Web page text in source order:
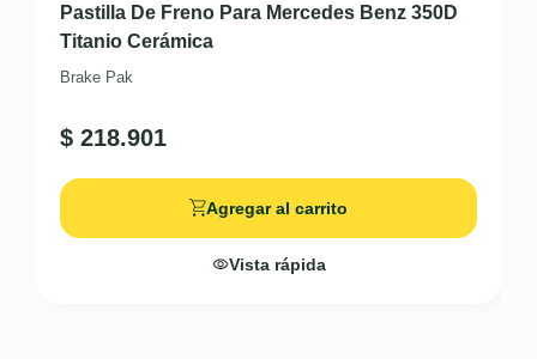
Pastilla De Freno Para Mercedes Benz 350D
Titanio Cerámica
Brake Pak
$ 218.901
Agregar al carrito
Vista rápida